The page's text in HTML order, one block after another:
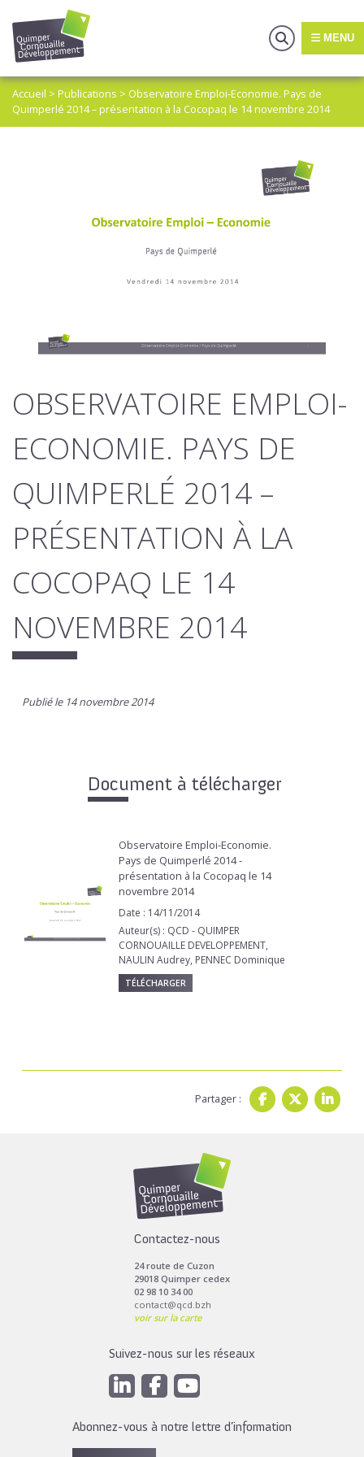
MENU
Accueil > Publications > Observatoire Emploi-Economie. Pays de
Quimperlé 2014 – présentation à la Cocopaq le 14 novembre 2014
OBSERVATOIRE EMPLOI-
ECONOMIE. PAYS DE
QUIMPERLÉ 2014 –
PRÉSENTATION À LA
COCOPAQ LE 14
NOVEMBRE 2014
Publié le 14 novembre 2014
Document à télécharger
Observatoire Emploi-Economie.
Pays de Quimperlé 2014 -
présentation à la Cocopaq le 14
novembre 2014
Date : 14/11/2014
Auteur(s) : QCD - QUIMPER
CORNOUAILLE DEVELOPPEMENT,
NAULIN Audrey, PENNEC Dominique
TÉLÉCHARGER
Partager :
Contactez-nous
24 route de Cuzon
29018 Quimper cedex
02 98 10 34 00
contact@qcd.bzh
voir sur la carte
Suivez-nous sur les réseaux
Abonnez-vous à notre lettre d’information